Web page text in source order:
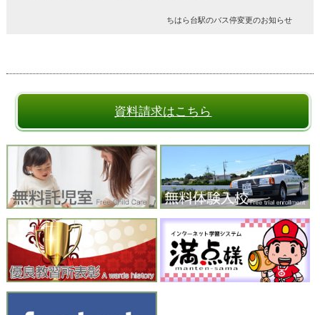
ちはら台駅のバス停変更のお知らせ
資料請求はこちら